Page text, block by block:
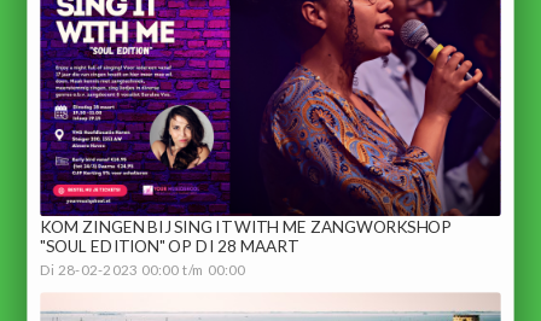
KOM ZINGEN BIJ SING IT WITH ME ZANGWORKSHOP
"SOUL EDITION" OP DI 28 MAART
Di 28-02-2023 00:00 t/m 00:00